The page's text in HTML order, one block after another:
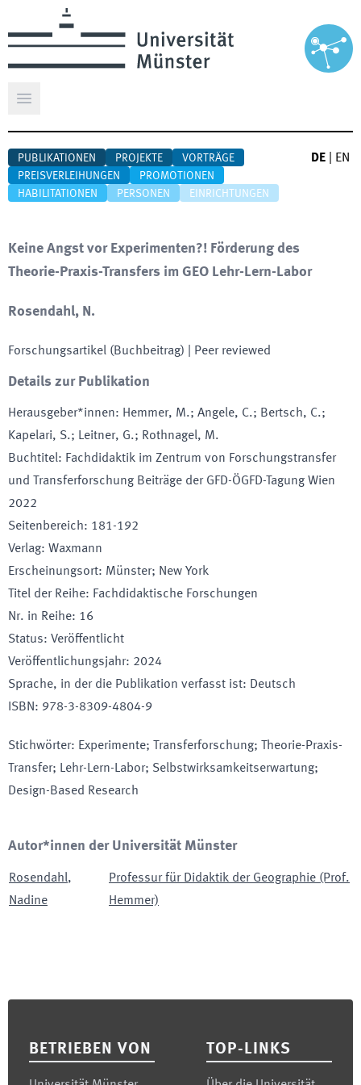
Hauptmenü öffnen
PUBLIKATIONEN PROJEKTE
VORTRÄGE
PREISVERLEIHUNGEN
PROMOTIONEN
HABILITATIONEN
PERSONEN EINRICHTUNGEN
DE EN
Keine Angst vor Experimenten?! Förderung des
Theorie-Praxis-Transfers im GEO Lehr-Lern-Labor
Rosendahl, N.
Forschungsartikel (Buchbeitrag) | Peer reviewed
Details zur Publikation
Herausgeber*innen: Hemmer, M.; Angele, C.; Bertsch, C.;
Kapelari, S.; Leitner, G.; Rothnagel, M.
Buchtitel: Fachdidaktik im Zentrum von Forschungstransfer
und Transferforschung Beiträge der GFD-ÖGFD-Tagung Wien
2022
Seitenbereich: 181-192
Verlag: Waxmann
Erscheinungsort: Münster; New York
Titel der Reihe: Fachdidaktische Forschungen
Nr. in Reihe: 16
Status: Veröffentlicht
Veröffentlichungsjahr: 2024
Sprache, in der die Publikation verfasst ist: Deutsch
ISBN: 978-3-8309-4804-9
Stichwörter: Experimente; Transferforschung; Theorie-Praxis-
Transfer; Lehr-Lern-Labor; Selbstwirksamkeitserwartung;
Design-Based Research
Autor*innen der Universität Münster
Rosendahl,
Nadine
Professur für Didaktik der Geographie (Prof.
Hemmer)
BETRIEBEN VON TOP-LINKS